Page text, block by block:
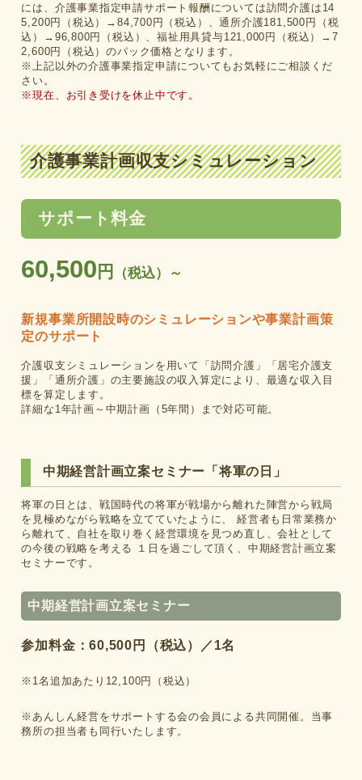
には、介護事業指定申請サポート報酬については訪問介護は14
5,200円（税込）→84,700円（税込）、通所介護181,500円（税
込）→96,800円（税込）、福祉用具貸与121,000円（税込）→7
2,600円（税込）のパック価格となります。
※上記以外の介護事業指定申請についてもお気軽にご相談くだ
さい。
※現在、お引き受けを休止中です。
介護事業計画収支シミュレーション
サポート料金
60,500 円 （税込）～
新規事業所開設時のシミュレーションや事業計画策
定のサポート
介護収支シミュレーションを用いて「訪問介護」「居宅介護支
援」「通所介護」の主要施設の収入算定により、最適な収入目
標を算定します。
詳細な1年計画～中期計画（5年間）まで対応可能。
中期経営計画立案セミナー「将軍の日」
将軍の日とは、戦国時代の将軍が戦場から離れた陣営から戦局
を見極めながら戦略を立てていたように、 経営者も日常業務か
ら離れて、自社を取り巻く経営環境を見つめ直し、会社として
の今後の戦略を考える １日を過ごして頂く、中期経営計画立案
セミナーです。
中期経営計画立案セミナー
参加料金：60,500円（税込）／1名
※1名追加あたり12,100円（税込）
※あんしん経営をサポートする会の会員による共同開催。当事
務所の担当者も同行いたします。